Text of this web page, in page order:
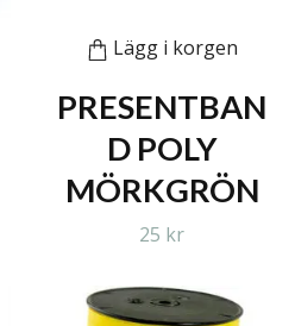
Lägg i korgen
PRESENTBAN
D POLY
MÖRKGRÖN
25 kr